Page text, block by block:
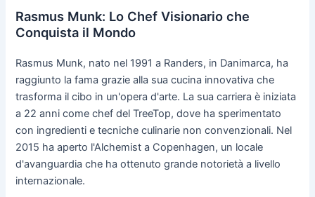
Rasmus Munk: Lo Chef Visionario che
Conquista il Mondo
Rasmus Munk, nato nel 1991 a Randers, in Danimarca, ha
raggiunto la fama grazie alla sua cucina innovativa che
trasforma il cibo in un'opera d'arte. La sua carriera è iniziata
a 22 anni come chef del TreeTop, dove ha sperimentato
con ingredienti e tecniche culinarie non convenzionali. Nel
2015 ha aperto l'Alchemist a Copenhagen, un locale
d'avanguardia che ha ottenuto grande notorietà a livello
internazionale.